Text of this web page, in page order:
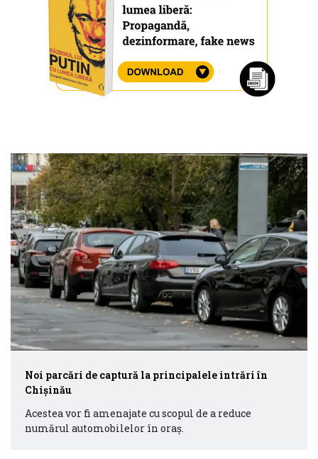
Noi parcări de captură la principalele intrări în
Chișinău
Acestea vor fi amenajate cu scopul de a reduce
numărul automobilelor în oraș.